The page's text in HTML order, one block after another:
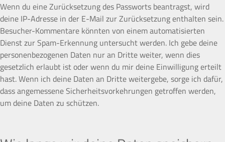
Wenn du eine Zurücksetzung des Passworts beantragst, wird
deine IP-Adresse in der E-Mail zur Zurücksetzung enthalten sein.
Besucher-Kommentare könnten von einem automatisierten
Dienst zur Spam-Erkennung untersucht werden. Ich gebe deine
personenbezogenen Daten nur an Dritte weiter, wenn dies
gesetzlich erlaubt ist oder wenn du mir deine Einwilligung erteilt
hast. Wenn ich deine Daten an Dritte weitergebe, sorge ich dafür,
dass angemessene Sicherheitsvorkehrungen getroffen werden,
um deine Daten zu schützen.